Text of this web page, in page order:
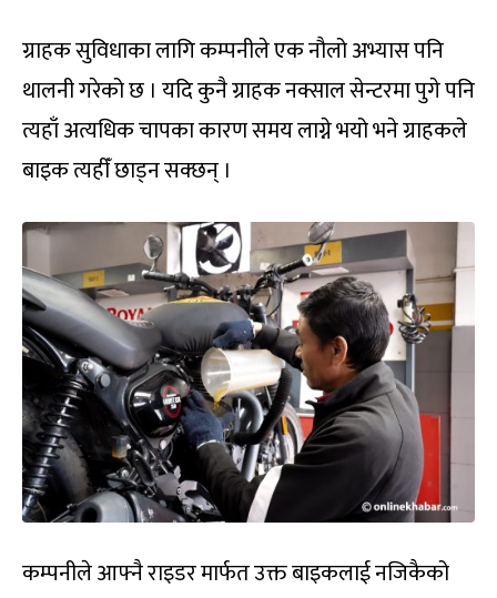
ग्राहक सुविधाका लागि कम्पनीले एक नौलो अभ्यास पनि
थालनी गरेको छ । यदि कुनै ग्राहक नक्साल सेन्टरमा पुगे पनि
त्यहाँ अत्यधिक चापका कारण समय लाग्ने भयो भने ग्राहकले
बाइक त्यहीँ छाड्न सक्छन् ।
कम्पनीले आफ्नै राइडर मार्फत उक्त बाइकलाई नजिकैको